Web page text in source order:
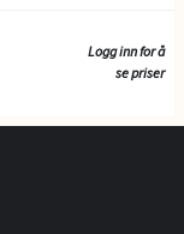
Logg inn for å
se priser